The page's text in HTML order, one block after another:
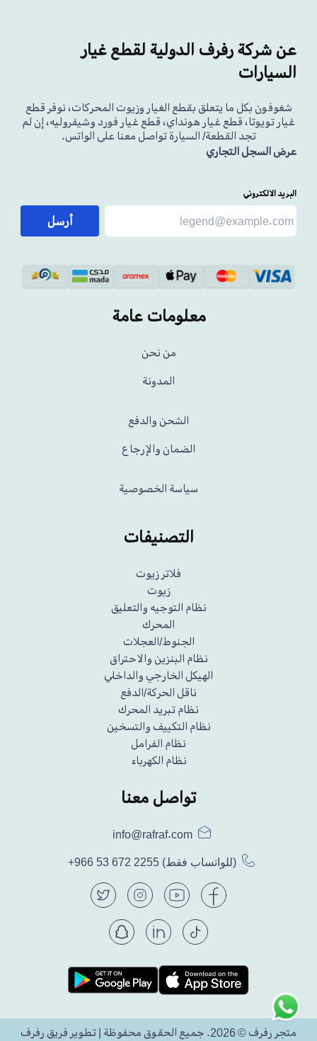
عن شركة رفرف الدولية لقطع غيار
السيارات
شغوفون بكل ما يتعلق بقطع الغيار وزيوت المحركات، نوفر قطع
غيار تويوتا، قطع غيار هونداي، قطع غيار فورد وشيفروليه، إن لم
تجد القطعة/ السيارة تواصل معنا على الواتس.
عرض السجل التجاري
البريد الالكتروني
أرسل
معلومات عامة
من نحن
المدونة
الشحن والدفع
الضمان والإرجاع
سياسة الخصوصية
التصنيفات
فلاتر زيوت
زيوت
نظام التوجيه والتعليق
المحرك
الجنوط/العجلات
نظام البنزين والاحتراق
الهيكل الخارجي والداخلي
ناقل الحركة/الدفع
نظام تبريد المحرك
نظام التكييف والتسخين
نظام الفرامل
نظام الكهرباء
تواصل معنا
info@rafraf.com
+966 53 672 2255 (للواتساب فقط)
متجر رفرف © 2026. جميع الحقوق محفوظة | تطوير فريق رفرف